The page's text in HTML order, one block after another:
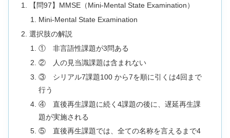
【問97】MMSE（Mini-Mental State Examination）
Mini-Mental State Examination
選択肢の解説
① 非言語性課題が3問ある
② 人の見当識課題は含まれない
③ シリアル7課題100 から7を順に引くは4回まで
行う
④ 直後再生課題に続く4課題の後に、遅延再生課
題が実施される
⑤ 直後再生課題では、全ての名称を言えるまで4